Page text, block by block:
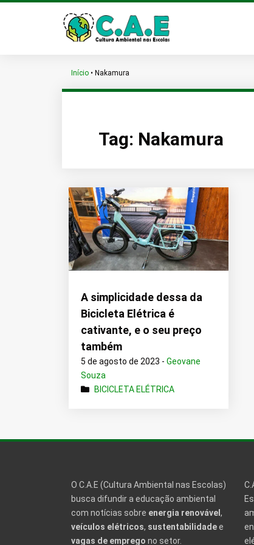
Início • Nakamura
Tag: Nakamura
A simplicidade dessa da
Bicicleta Elétrica é
cativante, e o seu preço
também
5 de agosto de 2023 -Geovane
Souza
BICICLETA ELÉTRICA
O C.A.E (Cultura Ambiental nas Escolas)
busca difundir a educação ambiental
com notícias sobre energia renovável ,
veículos elétricos, sustentabilidadee
vagas de emprego no setor.